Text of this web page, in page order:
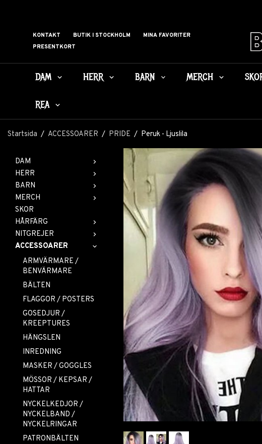
KONTAKT BUTIK I STOCKHOLM
MINA FAVORITER
PRESENTKORT
DAM HERR BARN MERCH
REA
Startsida / ACCESSOARER / PRIDE / Peruk - Ljuslila
DAM
HERR
BARN
MERCH
SKOR
HÅRFÄRG
NITGREJER
ACCESSOARER
ARMVÄRMARE /
BENVÄRMARE
BÄLTEN
FLAGGOR / POSTERS
GOSEDJUR /
KREEPTURES
HÄNGSLEN
INREDNING
MASKER / GOGGLES
MÖSSOR / KEPSAR /
HATTAR
NYCKELKEDJOR /
NYCKELBAND /
NYCKELRINGAR
PATRONBÄLTEN